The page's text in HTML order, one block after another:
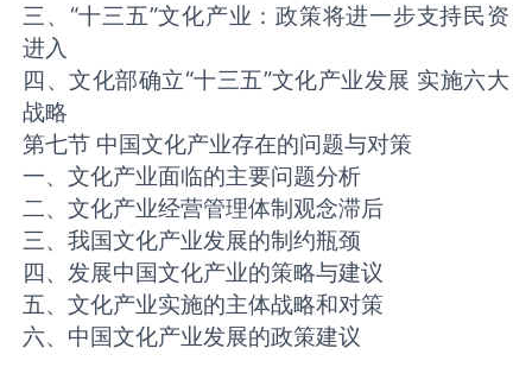
三、“十三五”文化产业：政策将进一步支持民资
进入
四、文化部确立“十三五”文化产业发展 实施六大
战略
第七节 中国文化产业存在的问题与对策
一、文化产业面临的主要问题分析
二、文化产业经营管理体制观念滞后
三、我国文化产业发展的制约瓶颈
四、发展中国文化产业的策略与建议
五、文化产业实施的主体战略和对策
六、中国文化产业发展的政策建议